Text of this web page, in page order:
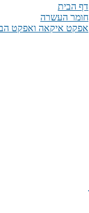
דף הבית
חומר העשרה
אפקט איקאה ואפקט